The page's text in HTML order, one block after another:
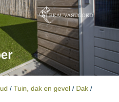
/ Tuin, dak en gevel / Dak /